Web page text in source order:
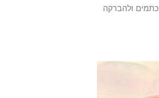
ולהברקה